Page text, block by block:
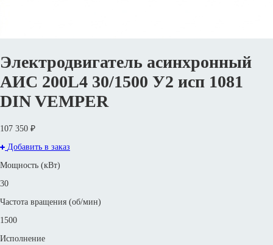
Электродвигатель асинхронный
АИС 200L4 30/1500 У2 исп 1081
DIN VEMPER
107 350 ₽
Добавить в заказ
Мощность (кВт)
30
Частота вращения (об/мин)
1500
Исполнение